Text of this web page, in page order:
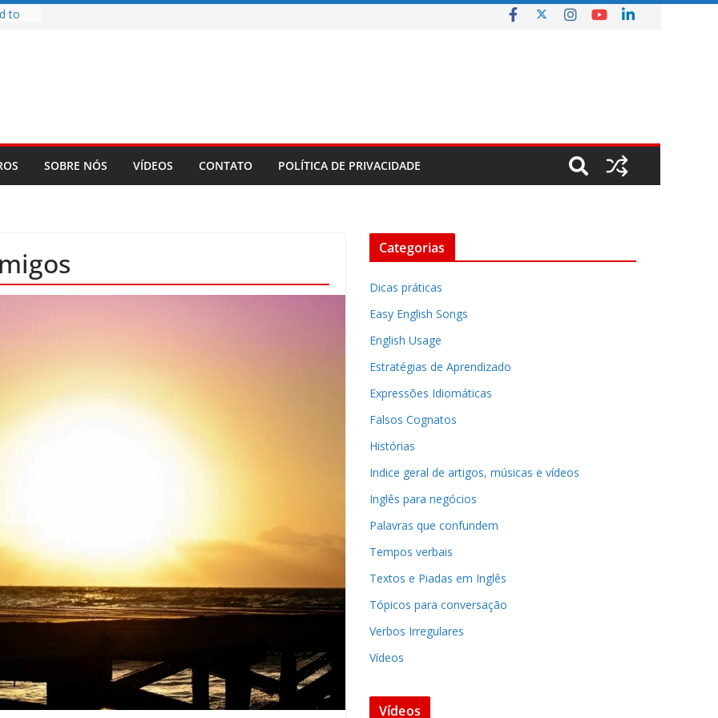
to
SOBRE NÓS VÍDEOS CONTATO POLÍTICA DE PRIVACIDADE
Categorias
Dicas práticas
Easy English Songs
English Usage
Estratégias de Aprendizado
Expressões Idiomáticas
Falsos Cognatos
Histórias
Indice geral de artigos, músicas e vídeos
Inglês para negócios
Palavras que confundem
Tempos verbais
Textos e Piadas em Inglês
Tópicos para conversação
Verbos Irregulares
Vídeos
Vídeos